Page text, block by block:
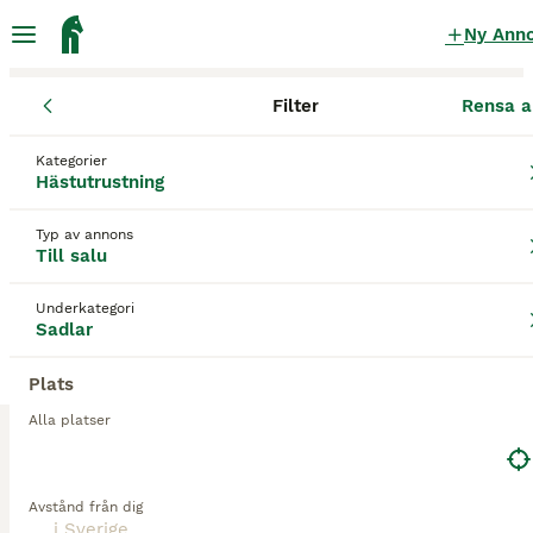
Ny
Filter Rensa
Kategorier
Hästutrustning
Typ av annons
Till salu
Underkategori
Sadlar
Plats
Alla platser
Avstånd från dig
Colbert brothers Sadlar till salu
colbert brothers
Spara sökning
Sadlar